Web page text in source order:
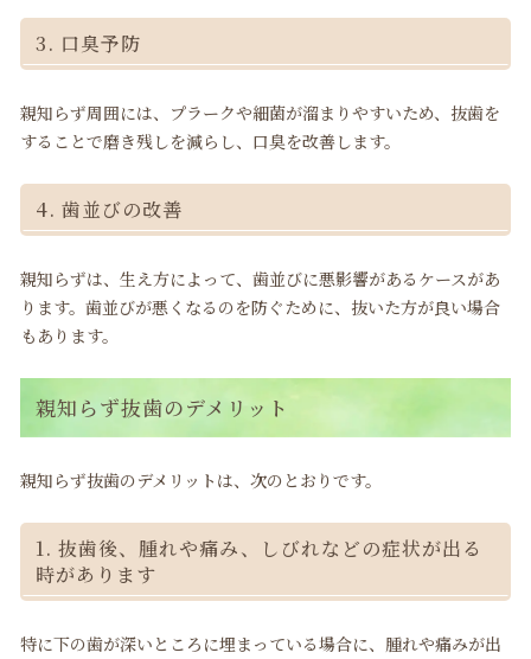
3. 口臭予防
親知らず周囲には、プラークや細菌が溜まりやすいため、抜歯を
することで磨き残しを減らし、口臭を改善します。
4. 歯並びの改善
親知らずは、生え方によって、歯並びに悪影響があるケースがあ
ります。歯並びが悪くなるのを防ぐために、抜いた方が良い場合
もあります。
親知らず抜歯のデメリット
親知らず抜歯のデメリットは、次のとおりです。
1. 抜歯後、腫れや痛み、しびれなどの症状が出る
時があります
特に下の歯が深いところに埋まっている場合に、腫れや痛みが出